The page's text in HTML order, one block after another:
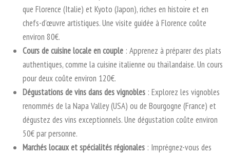
que Florence (Italie) et Kyoto (Japon), riches en histoire et en
chefs-d’œuvre artistiques. Une visite guidée à Florence coûte
environ 80€.
Cours de cuisine locale en couple : Apprenez à préparer des plats
authentiques, comme la cuisine italienne ou thaïlandaise. Un cours
pour deux coûte environ 120€.
Dégustations de vins dans des vignobles : Explorez les vignobles
renommés de la Napa Valley (USA) ou de Bourgogne (France) et
dégustez des vins exceptionnels. Une dégustation coûte environ
50€ par personne.
Marchés locaux et spécialités régionales : Imprégnez-vous des